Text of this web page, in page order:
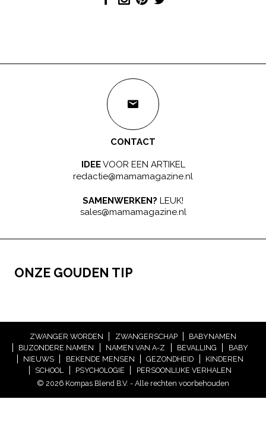
CONTACT
IDEEVOOR EEN ARTIKEL
redactie@mamamagazine.nl
SAMENWERKEN? LEUK!
sales@mamamagazine.nl
ONZE GOUDEN TIP
ZWANGER WORDEN ZWANGERSCHAP
BABYNAMEN
BIJZONDERE NAMEN
NAMEN VAN A-Z BEVALLING
BABY
NIEUWS
BEKENDE MENSEN GEZONDHEID
KINDEREN
SCHOOL
PSYCHOLOGIE
PERSOONLIJKE VERHALEN
© 2026 Kompas Blend B.V. - Alle rechten voorbehouden